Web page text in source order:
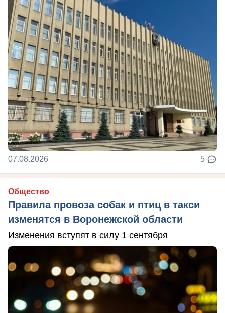
07.08.2026 5
Общество
Правила провоза собак и птиц в такси
изменятся в Воронежской области
Изменения вступят в силу 1 сентября